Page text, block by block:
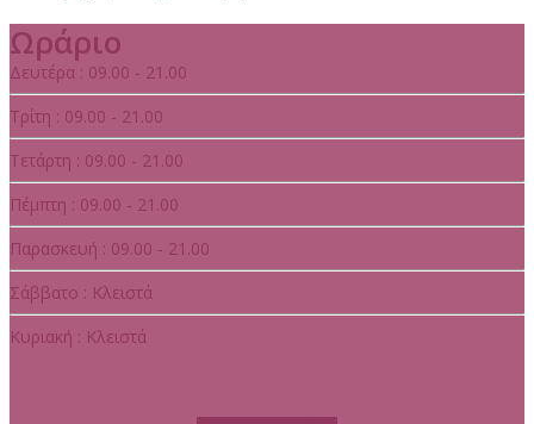
Ωράριο
Δευτέρα : 09.00 - 21.00
Τρίτη : 09.00 - 21.00
Τετάρτη : 09.00 - 21.00
Πέμπτη : 09.00 - 21.00
Παρασκευή : 09.00 - 21.00
Σάββατο : Κλειστά
Κυριακή : Κλειστά